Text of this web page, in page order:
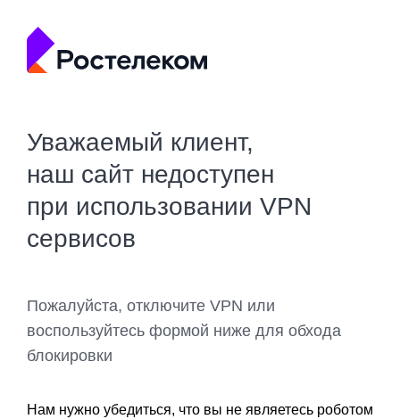
Уважаемый клиент,
наш сайт недоступен
при использовании VPN
сервисов
Пожалуйста, отключите VPN или
воспользуйтесь формой ниже для обхода
блокировки
Нам нужно убедиться, что вы не являетесь роботом